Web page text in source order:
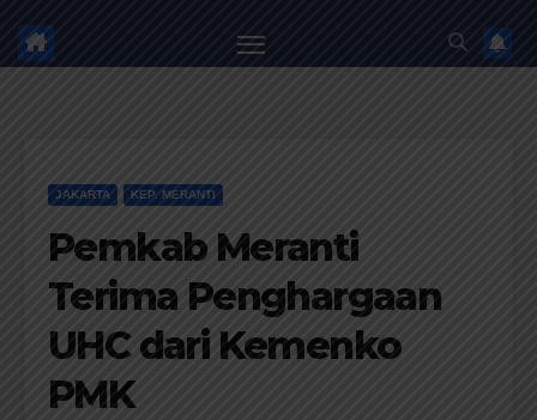
JAKARTA KEP. MERANTI
Pemkab Meranti
Terima Penghargaan
UHC dari Kemenko
PMK